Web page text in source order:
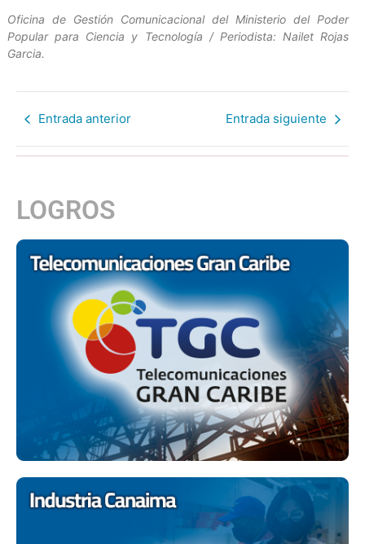
Oficina de Gestión Comunicacional del Ministerio del Poder
Popular para Ciencia y Tecnología / Periodista: Nailet Rojas
Garcia.
Entrada anterior Entrada siguiente
LOGROS